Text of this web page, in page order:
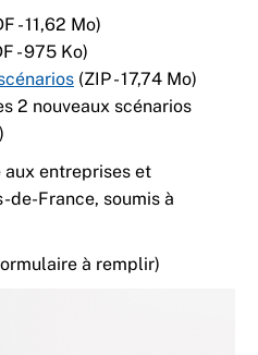
- 11,62 Mo)
- 975 Ko)
(ZIP - 17,74 Mo)
2 nouveaux scénarios
aux entreprises et
de-France, soumis à
à remplir)